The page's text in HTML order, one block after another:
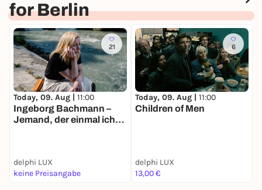
for Berlin
21
Today, 09. Aug | 11:00
Ingeborg Bachmann –
Jemand, der einmal ich
delphi LUX
keine Preisangabe
6
Today, 09. Aug | 11:00
Children of Men
delphi LUX
13,00 €